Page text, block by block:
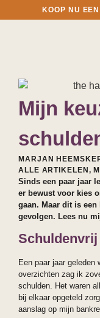
KOOP NU
Mijn
MARJAN
ALLE ARTIKELEN,
Sinds een paar jaar
er bewust voor kies
gaan. Maar dit is
gevolgen. Lees nu
Een paar jaar
overzichten zag ik
schulden. Het waren
bij elkaar opgeteld
aanslag op mijn